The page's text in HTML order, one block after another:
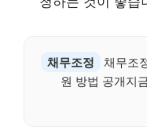
채무조정
채무조
원 방법 공개지